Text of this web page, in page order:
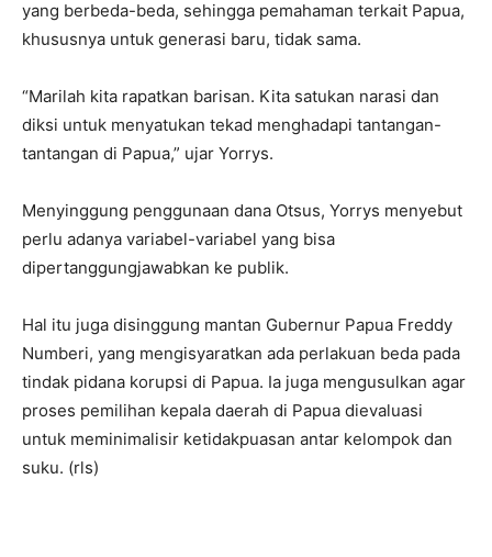
yang berbeda-beda, sehingga pemahaman terkait Papua,
khususnya untuk generasi baru, tidak sama.
“Marilah kita rapatkan barisan. Kita satukan narasi dan
diksi untuk menyatukan tekad menghadapi tantangan-
tantangan di Papua,” ujar Yorrys.
Menyinggung penggunaan dana Otsus, Yorrys menyebut
perlu adanya variabel-variabel yang bisa
dipertanggungjawabkan ke publik.
Hal itu juga disinggung mantan Gubernur Papua Freddy
Numberi, yang mengisyaratkan ada perlakuan beda pada
tindak pidana korupsi di Papua. Ia juga mengusulkan agar
proses pemilihan kepala daerah di Papua dievaluasi
untuk meminimalisir ketidakpuasan antar kelompok dan
suku. (rls)